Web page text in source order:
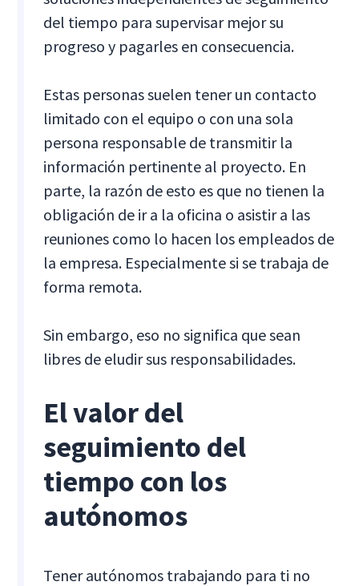
del tiempo para supervisar mejor su
progreso y pagarles en consecuencia.
Estas personas suelen tener un contacto
limitado con el equipo o con una sola
persona responsable de transmitir la
información pertinente al proyecto. En
parte, la razón de esto es que no tienen la
obligación de ir a la oficina o asistir a las
reuniones como lo hacen los empleados de
la empresa. Especialmente si se trabaja de
forma remota.
Sin embargo, eso no significa que sean
libres de eludir sus responsabilidades.
El valor del
seguimiento del
tiempo con los
autónomos
Tener autónomos trabajando para ti no